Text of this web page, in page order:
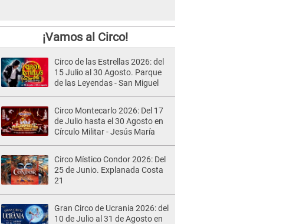
¡Vamos al Circo!
Circo de las Estrellas 2026: del
15 Julio al 30 Agosto. Parque
de las Leyendas - San Miguel
Circo Montecarlo 2026: Del 17
de Julio hasta el 30 Agosto en
Círculo Militar - Jesús María
Circo Místico Condor 2026: Del
25 de Junio. Explanada Costa
21
Gran Circo de Ucrania 2026: del
10 de Julio al 31 de Agosto en